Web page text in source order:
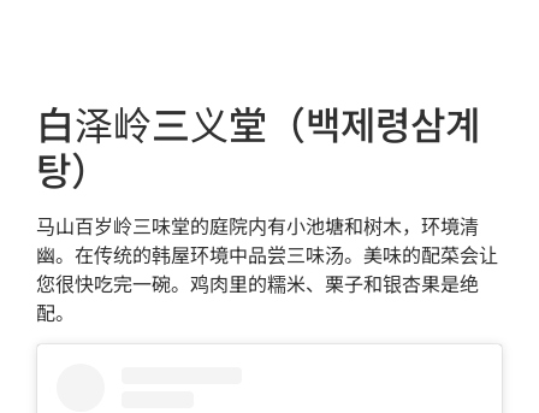
白泽岭三义堂（백제령삼계
탕）
马山百岁岭三味堂的庭院内有小池塘和树木，环境清
幽。在传统的韩屋环境中品尝三味汤。美味的配菜会让
您很快吃完一碗。鸡肉里的糯米、栗子和银杏果是绝
配。